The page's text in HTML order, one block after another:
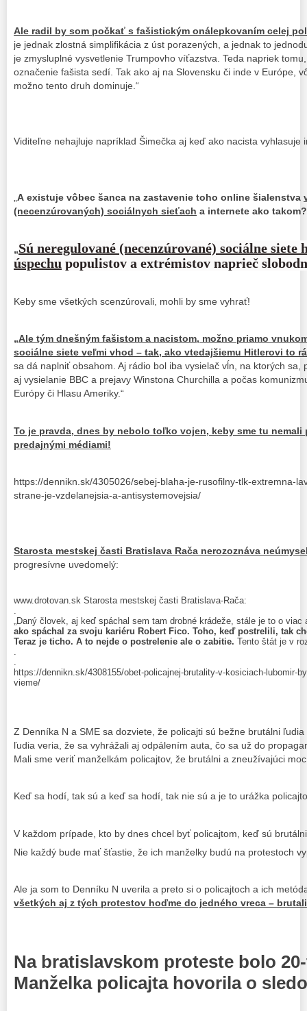
Ale radil by som počkať s fašistickým onálepkovaním celej
je jednak zlostná simplifikácia z úst porazených, a jednak to
je zmysluplné vysvetlenie Trumpovho víťazstva. Teda napriek
označenie fašista sedí. Tak ako aj na Slovensku či inde v Európe,
možno tento druh dominuje.“
Viditeľne nehajluje napríklad Šimečka aj keď ako nacista vyhlasuje
A existuje vôbec šanca na zastavenie toho online šialenstva
(necenzúrovaných) sociálnych sieťach a internete ako
„Sú neregulované (necenzúrované) sociálne
úspechu populistov a extrémistov naprieč
Keby sme všetkých scenzúrovali, mohli by sme vyhrať!
„Ale tým dnešným fašistom a nacistom, možno priamo
sociálne siete veľmi vhod – tak, ako vtedajšiemu Hitlerovi to
sa dá naplniť obsahom. Aj rádio bol iba vysielač vĺn, na ktorých sa,
aj vysielanie BBC a prejavy Winstona Churchilla a počas
Európy či Hlasu Ameriky.“
To je pravda, dnes by nebolo toľko vojen, keby sme tu
predajnými médiami!
https://dennikn.sk/4305026/sebej-blaha-je-rusofilny-tlk-extremna-
strane-je-vzdelanejsia-a-antisystemovejsia/
Starosta mestskej časti Bratislava Rača nerozoznáva
progresívne uvedomelý:
www.drotovan.sk Starosta mestskej časti Bratislava-Rača:
„Daný človek, aj keď spáchal sem tam drobné krádeže, stále je to o
ako spáchal za svoju kariéru Robert Fico. Toho, keď postrelili, tak
Teraz je ticho. A to nejde o postrelenie ale o zabitie. Tento štát je v
https://dennikn.sk/4308155/obet-policajnej-brutality-v-kosiciach-lubomir-
vieme/
Z Denníka N a SME sa dozviete, že policajti sú bežne brutálni
ľudia veria, že sa vyhrážali aj odpálením auta, čo sa už do
Mali sme veriť manželkám policajtov, že brutálni a zneužívajúci
Keď sa hodí, tak sú a keď sa hodí, tak nie sú a je to urážka
V každom prípade, kto by dnes chcel byť policajtom, keď sú
Nie každý bude mať šťastie, že ich manželky budú na protestoch
Ale ja som to Denníku N uverila a preto si o policajtoch a ich
všetkých aj z tých protestov hoďme do jedného vreca –
Na bratislavskom proteste bolo
Manželka policajta hovorila o